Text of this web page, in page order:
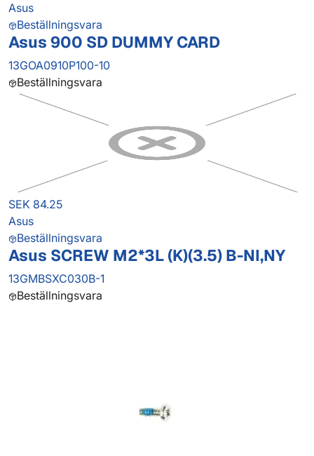
Asus
Beställningsvara
Asus 900 SD DUMMY CARD
13GOA0910P100-10
Beställningsvara
SEK 84.25
Asus
Beställningsvara
Asus SCREW M2*3L (K)(3.5) B-NI,NY
13GMBSXC030B-1
Beställningsvara